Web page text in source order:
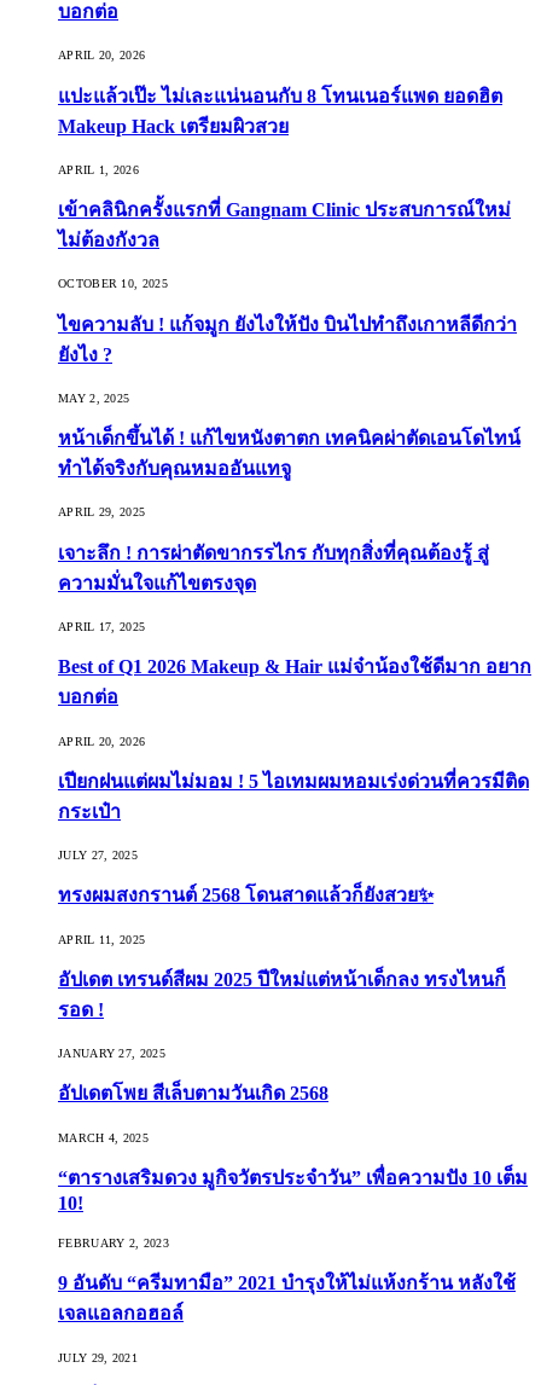
บอกต่อ
APRIL 20, 2026
แปะแล้วเป๊ะ ไม่เละแน่นอนกับ 8 โทนเนอร์แพด ยอดฮิต
Makeup Hack เตรียมผิวสวย
APRIL 1, 2026
เข้าคลินิกครั้งแรกที่ Gangnam Clinic ประสบการณ์ใหม่
ไม่ต้องกังวล
OCTOBER 10, 2025
ไขความลับ ! แก้จมูก ยังไงให้ปัง บินไปทำถึงเกาหลีดีกว่า
ยังไง ?
MAY 2, 2025
หน้าเด็กขึ้นได้ ! แก้ไขหนังตาตก เทคนิคผ่าตัดเอนโดไทน์
ทำได้จริงกับคุณหมออันแทจู
APRIL 29, 2025
เจาะลึก ! การผ่าตัดขากรรไกร กับทุกสิ่งที่คุณต้องรู้ สู่
ความมั่นใจแก้ไขตรงจุด
APRIL 17, 2025
Best of Q1 2026 Makeup & Hair แม่จ๋าน้องใช้ดีมาก อยาก
บอกต่อ
APRIL 20, 2026
เปียกฝนแต่ผมไม่มอม ! 5 ไอเทมผมหอมเร่งด่วนที่ควรมีติด
กระเป๋า
JULY 27, 2025
ทรงผมสงกรานต์ 2568 โดนสาดแล้วก็ยังสวย✨
APRIL 11, 2025
อัปเดต เทรนด์สีผม 2025 ปีใหม่แต่หน้าเด็กลง ทรงไหนก็
รอด !
JANUARY 27, 2025
อัปเดตโพย สีเล็บตามวันเกิด 2568
MARCH 4, 2025
“ตารางเสริมดวง มูกิจวัตรประจำวัน” เพื่อความปัง 10 เต็ม
10!
FEBRUARY 2, 2023
9 อันดับ “ครีมทามือ” 2021 บำรุงให้ไม่แห้งกร้าน หลังใช้
เจลแอลกอฮอล์
JULY 29, 2021